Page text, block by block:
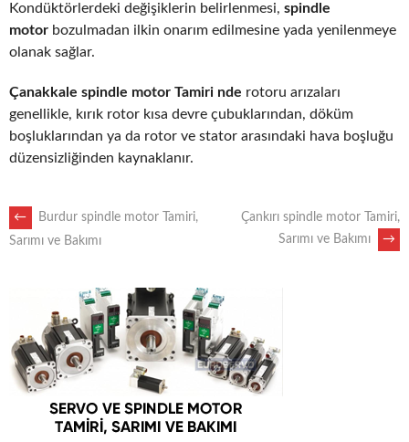
Kondüktörlerdeki değişiklerin belirlenmesi, spindle
motor bozulmadan ilkin onarım edilmesine yada yenilenmeye
olanak sağlar.
Çanakkale spindle motor Tamiri nde rotoru arızaları
genellikle, kırık rotor kısa devre çubuklarından, döküm
boşluklarından ya da rotor ve stator arasındaki hava boşluğu
düzensizliğinden kaynaklanır.
POST
NAVIGATION
←
Burdur spindle motor Tamiri,
Sarımı ve Bakımı
Çankırı spindle motor Tamiri,
Sarımı ve Bakımı
→